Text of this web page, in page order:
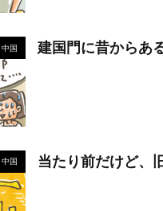
中国 建国門に昔からあ
中国 当たり前だけど、